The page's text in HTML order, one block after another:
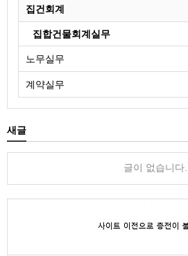
집건회계
집합건물회계실무
노무실무
계약실무
새글
글이 없습니다.